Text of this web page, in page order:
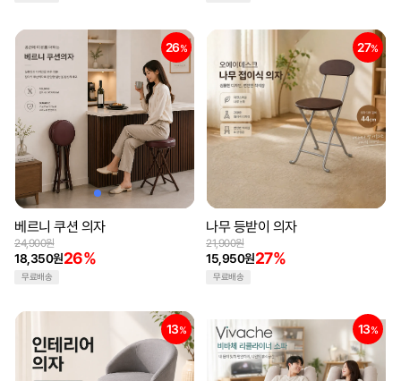
26%
베르니 쿠션 의자
18,350원26%
24,900원
무료배송
27%
나무 등받이 의자
15,950원27%
21,900원
무료배송
13% 13%